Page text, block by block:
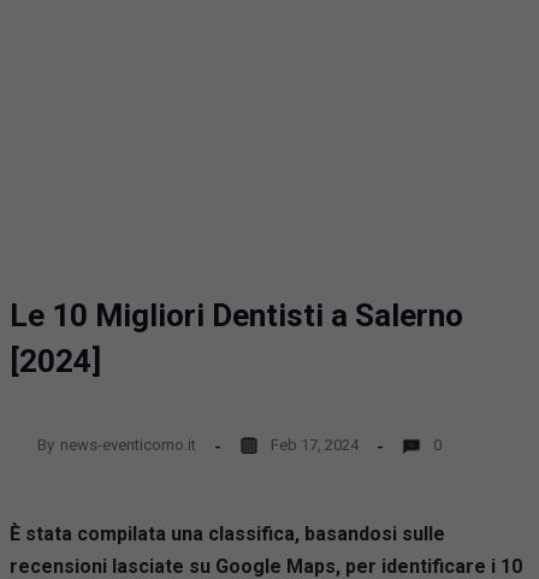
Le 10 Migliori Dentisti a Salerno
[2024]
By news-eventicomo.it Feb 17, 2024 0
È stata compilata una classifica, basandosi sulle
recensioni lasciate su Google Maps, per identificare i 10